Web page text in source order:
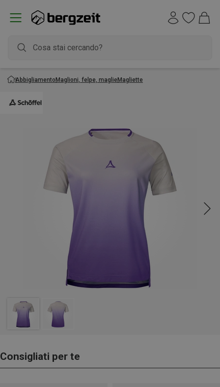
AbbigliamentoMaglioni, felpe, maglieMagliette
Consigliati per te